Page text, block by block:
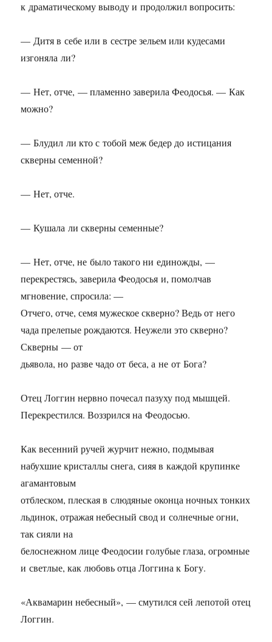
к драматическому выводу и продолжил вопросить:
— Дитя в себе или в сестре зельем или кудесами
изгоняла ли?
— Нет, отче, — пламенно заверила Феодосья. — Как
можно?
— Блудил ли кто с тобой меж бедер до истицания
скверны семенной?
— Нет, отче.
— Кушала ли скверны семенные?
— Нет, отче, не было такого ни единожды, —
перекрестясь, заверила Феодосья и, помолчав
мгновение, спросила: —
Отчего, отче, семя мужеское скверно? Ведь от него
чада прелепые рождаются. Неужели это скверно?
Скверны — от
дьявола, но разве чадо от беса, а не от Бога?
Отец Логгин нервно почесал пазуху под мышцей.
Перекрестился. Воззрился на Феодосью.
Как весенний ручей журчит нежно, подмывая
набухшие кристаллы снега, сияя в каждой крупинке
агамантовым
отблеском, плеская в слюдяные оконца ночных тонких
льдинок, отражая небесный свод и солнечные огни,
так сияли на
белоснежном лице Феодосии голубые глаза, огромные
и светлые, как любовь отца Логгина к Богу.
«Аквамарин небесный», — смутился сей лепотой отец
Логгин.